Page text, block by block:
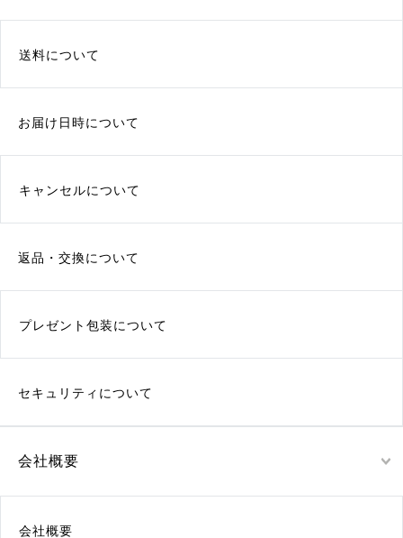
送料について
お届け日時について
キャンセルについて
返品・交換について
プレゼント包装について
セキュリティについて
会社概要
会社概要